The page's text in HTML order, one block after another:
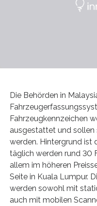
Die Behörden in
Fahrzeugkennzeichen
ausgestattet und
werden. Hintergrund ist
täglich werden rund 30
allem im höheren
Seite in Kuala Lumpur.
werden sowohl mit
auch mit mobilen